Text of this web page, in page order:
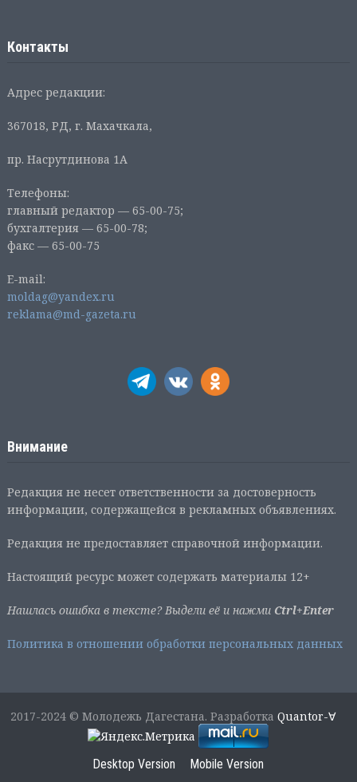
Контакты
Адрес редакции:
367018, РД, г. Махачкала,
пр. Насрутдинова 1А
Телефоны:
главный редактор — 65-00-75;
бухгалтерия — 65-00-78;
факс — 65-00-75
E-mail:
moldag@yandex.ru
reklama@md-gazeta.ru
Внимание
Редакция не несет ответственности за достоверность
информации, содержащейся в рекламных объявлениях.
Редакция не предоставляет справочной информации.
Настоящий ресурс может содержать материалы 12+
Нашлась ошибка в тексте? Выдели её и нажми Ctrl+Enter
Политика в отношении обработки персональных данных
2017-2024 © Молодежь Дагестана. РазработкаQuantor-∀
Desktop Version Mobile Version